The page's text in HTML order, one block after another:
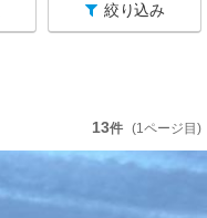
絞り込み
13件 (1ページ目)